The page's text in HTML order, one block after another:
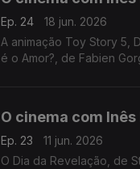
Ep. 24
18 jun. 2026
A animação Toy Story 5,
é o Amor?, de Fabien
O cinema com Inês
Ep. 23
11 jun. 2026
O Dia da Revelação, de